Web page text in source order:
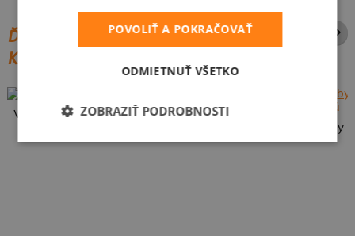
ĎALŠIE POTLAČE Z ROVNAKEJ
KATEGÓRIE
Vlastná potlač
POVOLIŤ A POKRAČOVAŤ
ODMIETNUŤ VŠETKO
ZOBRAZIŤ PODROBNOSTI